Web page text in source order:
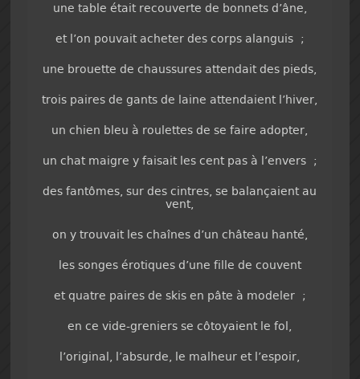
une table était recouverte de bonnets d’âne,
et l’on pouvait acheter des corps alanguis ;
une brouette de chaussures attendait des pieds,
trois paires de gants de laine attendaient l’hiver,
un chien bleu à roulettes de se faire adopter,
un chat maigre y faisait les cent pas à l’envers ;
des fantômes, sur des cintres, se balançaient au
vent,
on y trouvait les chaînes d’un château hanté,
les songes érotiques d’une fille de couvent
et quatre paires de skis en pâte à modeler ;
en ce vide-greniers se côtoyaient le fol,
l’original, l’absurde, le malheur et l’espoir,